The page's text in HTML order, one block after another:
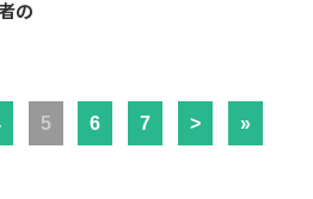
の
5 6 7 > »